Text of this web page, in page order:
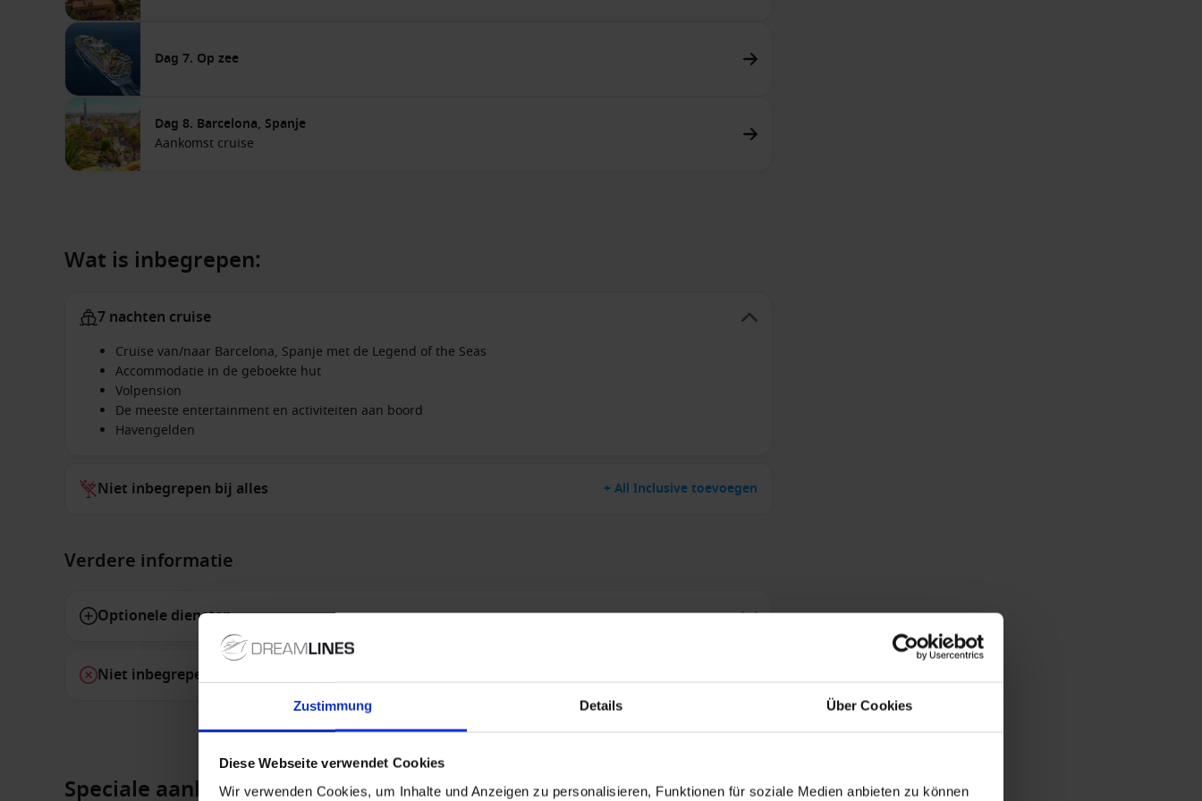
Zustimmung Details Über Cookies
Diese Webseite verwendet Cookies
Wir verwenden Cookies, um Inhalte und Anzeigen zu personalisieren, Funktionen für soziale Medien anbieten zu können
Dag 7. Op zee
Dag 8. Barcelona, Spanje
Aankomst cruise
Wat is inbegrepen:
7 nachten cruise
Cruise van/naar Barcelona, Spanje met de Legend of the Seas
Accommodatie in de geboekte hut
Volpension
De meeste entertainment en activiteiten aan boord
Havengelden
Niet inbegrepen bij alles + All Inclusive toevoegen
Verdere informatie
Optionele diensten
Niet inbegrepen diensten
Speciale aanbiedingen